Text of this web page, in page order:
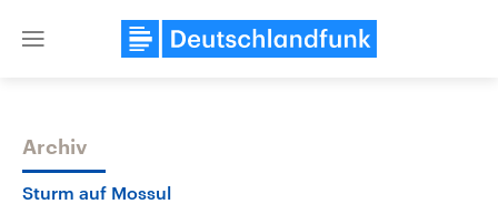
Close
Themen
Archiv
Sturm auf Mossul